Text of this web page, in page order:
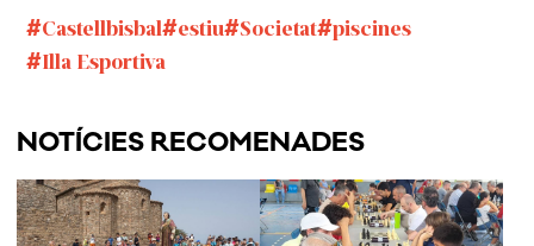
Castellbisbal
estiu Societat piscines
Illa Esportiva
NOTÍCIES RECOMENADES